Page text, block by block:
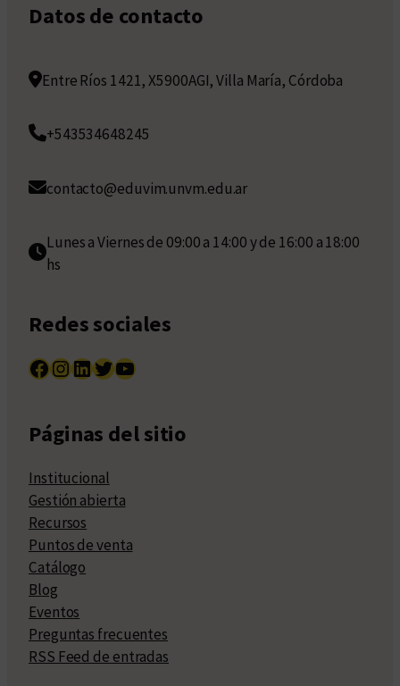
Datos de contacto
Entre Ríos 1421, X5900AGI, Villa María, Córdoba
+543534648245
contacto@eduvim.unvm.edu.ar
Lunes a Viernes de 09:00 a 14:00 y de 16:00 a 18:00
hs
Redes sociales
Facebook InstagramLinkedIn Twitter YouTube
Páginas del sitio
Institucional
Gestión abierta
Recursos
Puntos de venta
Catálogo
Blog
Eventos
Preguntas frecuentes
RSS Feed de entradas